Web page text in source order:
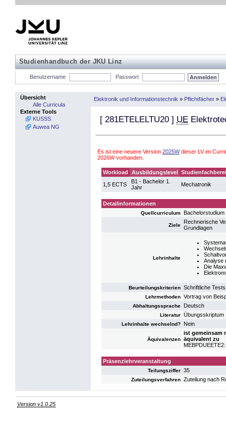
Studienhandbuch der JKU Linz
Benutzername Passwort
Übersicht
Alle Curricula
Externe Tools
KUSSS
Auwea NG
Elektronik und Informationstechnik » Pflichtfächer »
[ 281ETELELTU20 ] UE
Es ist eine neuere Version 2025Wdieser LV im
2026W vorhanden.
Workload Ausbildungslevel
1,5 ECTS
B1 - Bachelor 1.
Jahr
Mechatronik
Detailinformationen
Quellcurriculum
Ziele
Rechnerische
Grundlagen
Lehrinhalte
Analyse
Die
Beurteilungskriterien Schriftliche
Lehrmethoden Vortrag von
Abhaltungssprache Deutsch
Literatur Übungsskriptum
Lehrinhalte wechselnd? Nein
Äquivalenzen
ist gemeinsam
äquivalent zu
Präsenzlehrveranstaltung
Teilungsziffer 35
Zuteilungsverfahren Zuteilung nach
Version v1.0.25